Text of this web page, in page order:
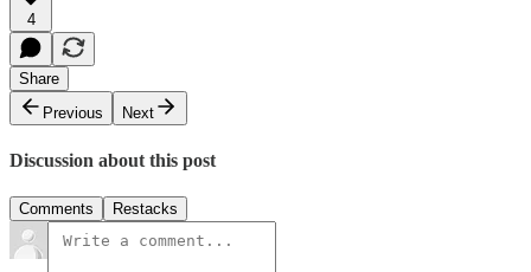
4
Share
Previous
Next
Discussion about this post
Comments Restacks